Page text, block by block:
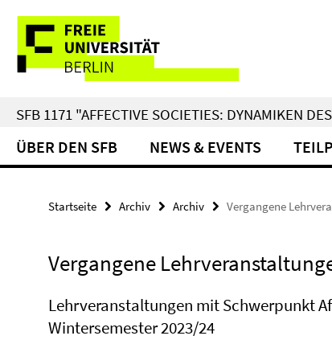
direkt
Inhalt
Service-
Navigation
SFB 1171 "AFFECTIVE SOCIETIES: DYNAMIKEN
ÜBER DEN SFB NEWS & EVENTS
Startseite Archiv Archiv Vergangene
Vergangene
Lehrveranstaltungen mit Schwerpunkt
Wintersemester 2023/24